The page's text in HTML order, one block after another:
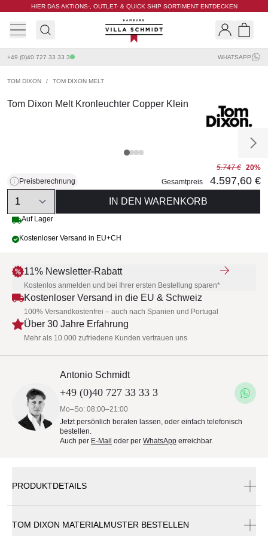
HIER DAS AKTIONS-, OUTLET- & QUICK SHIP SORTIMENT ENTDECKEN
Villa Schmidt
+49 (0)40 727 33 33 3 WHATSAPP
TOM DIXON / TOM DIXON MELT
Tom Dixon Melt Kronleuchter Copper Klein
Preisberechnung
5.747 € 20%
Gesamtpreis
4.597,60 €
Quantity
IN DEN WARENKORB
Auf Lager
Kostenloser Versand in EU+CH
11% Newsletter-Rabatt
Kostenlos anmelden und bei Ihrer ersten Bestellung sparen*
Kostenloser Versand in die EU & Schweiz
100% Versandkostenfrei – auch nach Spanien und Portugal
Über 30 Jahre Erfahrung
Mehr als 10.000 zufriedene Kunden vertrauen uns
Antonio Schmidt
+49 (0)40 727 33 33 3
Mo–So: 08:00–21:00
Jetzt persönlich beraten lassen, oder einfach telefonisch
bestellen.
Auch per E-Mail oder per WhatsApp erreichbar.
PRODUKTDETAILS
TOM DIXON MATERIALMUSTER BESTELLEN